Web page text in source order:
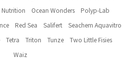
Nutrition Ocean Wonders
Polyp-Lab
Red Sea Salifert
Seachem Aquavitro
Tetra Triton Tunze
Two Little Fisies
Waiz